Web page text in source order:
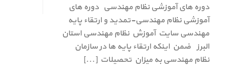
دوره های آموزشی نظام مهندسی دوره های
آموزشی نظام مهندسی-تمدید و ارتقاء پایه
مهندسی سایت آموزش نظام مهندسی استان
البرز ضمن اینکه ارتقاء پایه ها در سازمان
نظام مهندسی به میزان تحصیلات [...]